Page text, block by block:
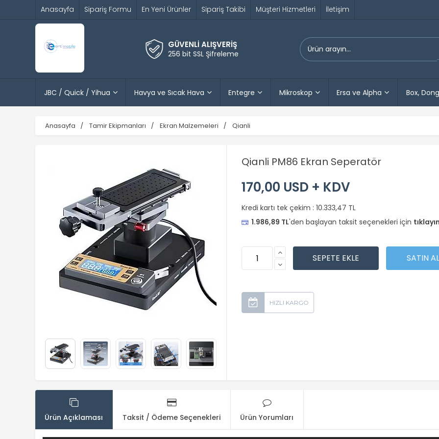
Anasayfa Sipariş Formu En Yeni Ürünler Sipariş Takibi Müşteri Hizmetleri İletişim
GÜVENLİ ALIŞVERİŞ
256 bit SSL Şifreleme
JBC / Quick / Yihua Havya ve Sıcak Hava Entegre Mikroskop Ersa ve Alpha Box,
Anasayfa Tamir Ekipmanları Ekran Malzemeleri Qianli
Qianli PM86 Ekran Seperatör
170,00 USD + KDV
Kredi kartı tek çekim : 10.333,47 TL
1.986,89 TL'den başlayan taksit seçenekleri için
Ürün Açıklaması Taksit / Ödeme Seçenekleri Ürün Yorumları